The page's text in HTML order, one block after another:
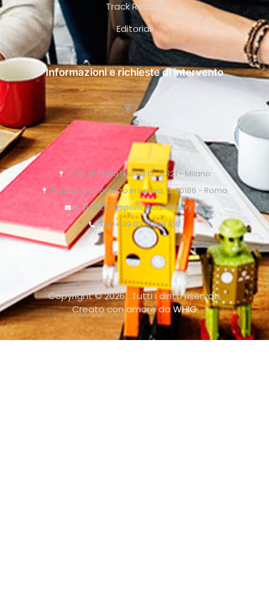
Track Record
Editoriali
Informazioni e richieste di intervento
C.so di Porta Nuova 15, 20121 - Milano
Piazza di S. Lorenzo in Lucina, 6, 00186 - Roma
o.pollicino@pollicinoaidvisory.eu
Tel: + 39 0276388700
Copyright © 2026 . Tutti i diritti riservati.
Creato con amore daWHIG